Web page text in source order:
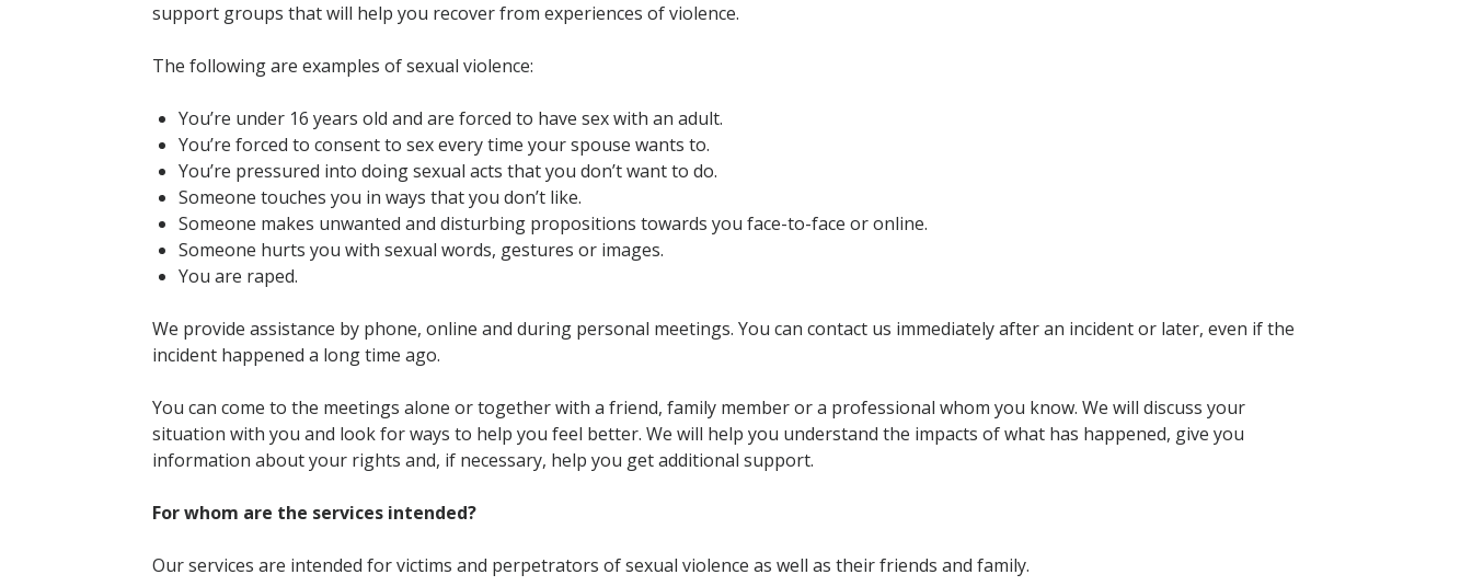
support groups that will help you recover from experiences of violence.
The following are examples of sexual violence:
You’re under 16 years old and are forced to have sex with an adult.
You’re forced to consent to sex every time your spouse wants to.
You’re pressured into doing sexual acts that you don’t want to do.
Someone touches you in ways that you don’t like.
Someone makes unwanted and disturbing propositions towards you face-to-face or online.
Someone hurts you with sexual words, gestures or images.
You are raped.
We provide assistance by phone, online and during personal meetings. You can contact us immediately after an incident or later, even if the
incident happened a long time ago.
You can come to the meetings alone or together with a friend, family member or a professional whom you know. We will discuss your
situation with you and look for ways to help you feel better. We will help you understand the impacts of what has happened, give you
information about your rights and, if necessary, help you get additional support.
For whom are the services intended?
Our services are intended for victims and perpetrators of sexual violence as well as their friends and family.